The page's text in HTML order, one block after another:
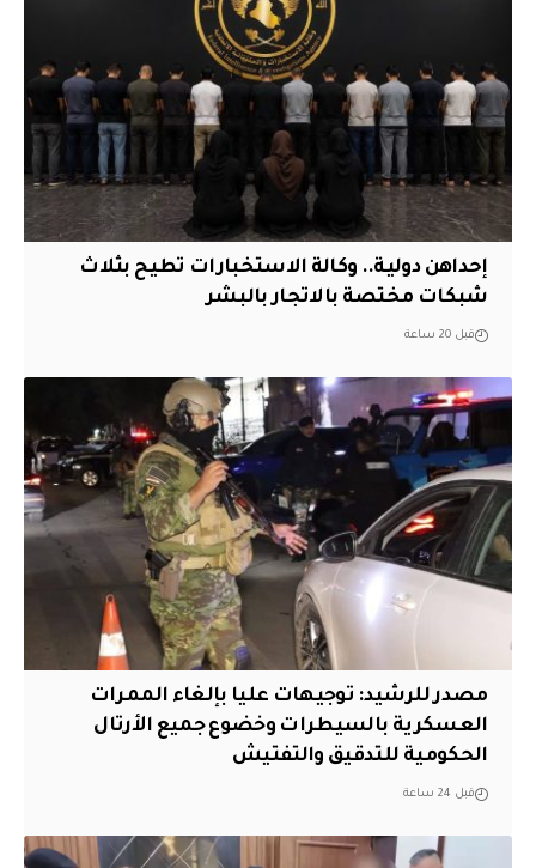
إحداهن دولية.. وكالة الاستخبارات تطيح بثلاث
شبكات مختصة بالاتجار بالبشر
قبل 20 ساعة
مصدر للرشيد: توجيهات عليا بإلغاء الممرات
العسكرية بالسيطرات وخضوع جميع الأرتال
الحكومية للتدقيق والتفتيش
قبل 24 ساعة